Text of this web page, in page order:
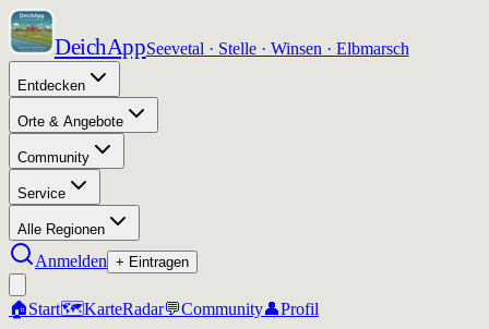
DeichAppSeevetal · Stelle · Winsen · Elbmarsch
Entdecken
Orte & Angebote
Community
Service
Alle Regionen
Anmelden + Eintragen
🏠Start🗺️KarteRadar💬Community👤Profil